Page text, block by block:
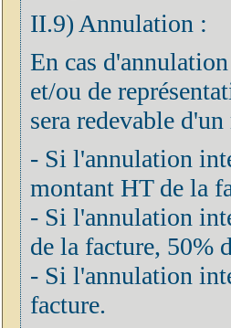
II.9) Annulation :
En cas
et/ou de
sera redevable
- Si l'annulation
montant HT de la
- Si l'annulation
de la facture, 50%
- Si l'annulation
facture.